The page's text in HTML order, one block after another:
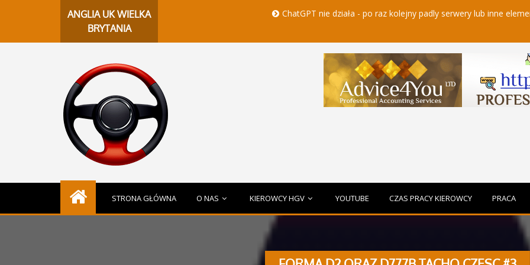
ANGLIA UK WIELKA
BRYTANIA
ChatGPT nie działa - po raz kolejny padly serwery lub inne elementy czatbota
STRONA GŁÓWNA O NAS KIEROWCY HGV YOUTUBE CZAS PRACY KIEROWCY PRACA